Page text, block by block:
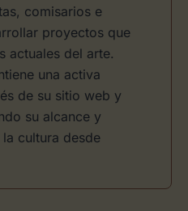
comisarios e
proyectos que
actuales del arte.
una activa
de su sitio web y
su alcance y
cultura desde